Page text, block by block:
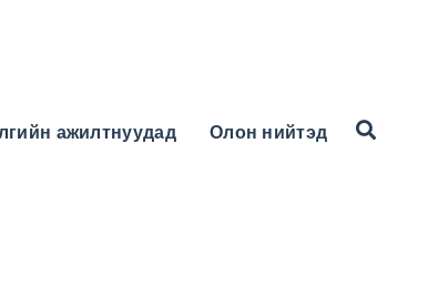
ажилтнуудад Олон нийтэд